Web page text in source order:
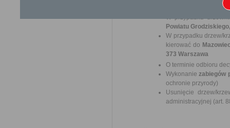
wniosek należy kierować do
W przypadku drzew/
Powiatu
W przypadku drzew/
kierować do
373 Warszawa
O terminie odbioru
Wykonaniezabiegów
ochronie przyrody)
Usunięcie drzew/
administracyjnej (art.